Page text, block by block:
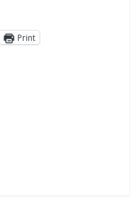
Print